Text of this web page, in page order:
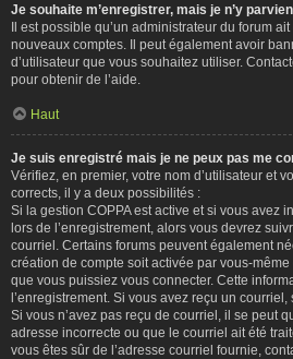
Je souhaite m’enregistrer, mais je n’y
Il est possible qu’un administrateur du forum
nouveaux comptes. Il peut également avoir
d’utilisateur que vous souhaitez utiliser.
pour obtenir de l’aide.
Haut
Je suis enregistré mais je ne peux pas me
Vérifiez, en premier, votre nom d’utilisateur et
corrects, il y a deux possibilités :
Si la gestion COPPA est active et si vous avez
lors de l’enregistrement, alors vous devrez
courriel. Certains forums peuvent également
création de compte soit activée par vous-
que vous puissiez vous connecter. Cette
l’enregistrement. Si vous avez reçu un courriel,
Si vous n’avez pas reçu de courriel, il se peut
adresse incorrecte ou que le courriel ait été
vous êtes sûr de l’adresse courriel fournie,